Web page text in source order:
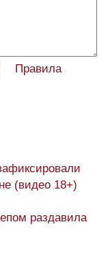
Правила
(видео 18+)
раздавила